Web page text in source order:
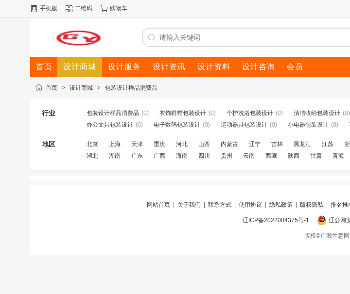
手机版 二维码 购物车
首页 设计商城 设计服务 设计资讯 设计资料 设计咨询 会员
首页 > 设计商城 > 包装设计样品消费品
行业 包装设计样品消费品 (0) 衣饰鞋帽包装设计 (0) 个护洗浴包装设计 (0) 清洁收纳包装设计 (0)
办公文具包装设计 (0) 电子数码包装设计 (0) 运动器具包装设计 (0) 小电器包装设计 (0)
地区 北京 上海 天津 重庆 河北 山西 内蒙古 辽宁 吉林 黑龙江 江苏
湖北
湖南 广东 广西 海南 四川 贵州 云南 西藏 陕西 甘肃 青海
网站首页| 关于我们 联系方式| 使用协议 隐私政策| 版权隐私| 排名推
辽ICP备2022004375号-1 辽公网
版权©广源生意网